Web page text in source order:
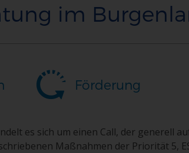
im
Förderung
es sich um einen Call, der generell
Maßnahmen der Priorität 5,